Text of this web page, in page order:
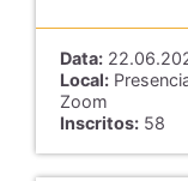
Data:
Local:
Zoom
Inscritos:58